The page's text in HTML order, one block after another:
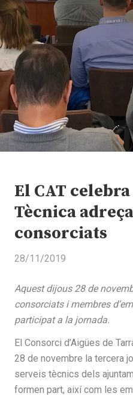
El CAT
Tècnica
consorciats
28/11/2019
Aquest dijous 28 de
consorciats i membres
participat a la jornada.
El Consorci d’Aigües de
28 de novembre la tercera
serveis tècnics dels
formen part, així com les